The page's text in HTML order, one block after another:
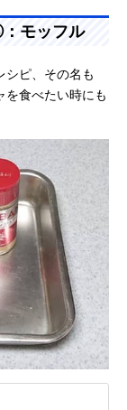
モッフル
シピ、その名も
を食べたい時にも